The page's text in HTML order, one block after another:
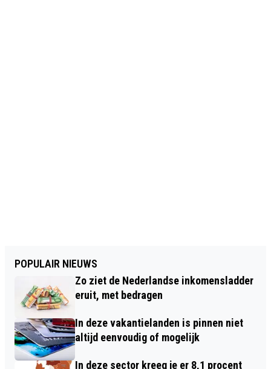
POPULAIR NIEUWS
Zo ziet de Nederlandse inkomensladder
eruit, met bedragen
In deze vakantielanden is pinnen niet
altijd eenvoudig of mogelijk
In deze sector kreeg je er 8,1 procent